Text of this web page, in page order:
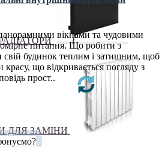
ДЛЯ ЗАМІНИ
вікнами та чудовими
питання. Що робити з
будинок теплим і затишним, щоб
що відкривається погляду з
прост..